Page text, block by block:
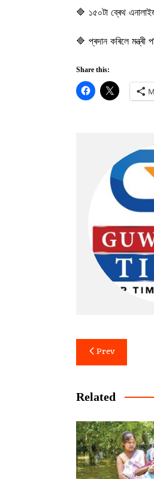
🔷 ১৫০টা ব্ৰেথ
🔷 প্ৰদান কৰিলে মন্ত্ৰী
Share this:
Post
navigation
Prev
Related